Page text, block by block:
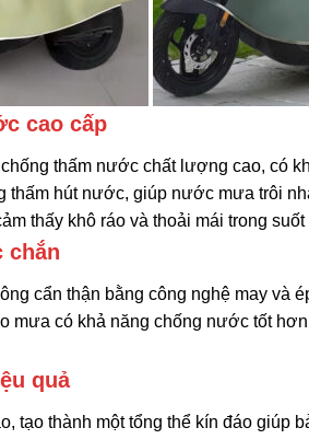
cao cấp
thấm nước chất lượng cao, có
thấm hút nước, giúp nước mưa trôi
thấy khô ráo và thoải mái trong
chắn
cẩn thận bằng công nghệ may và
mưa có khả năng chống nước tốt
quả
tạo thành một tổng thể kín đáo giúp